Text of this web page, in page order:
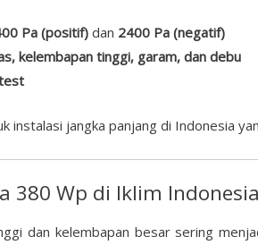
Pa (positif) dan 2400 Pa (negatif)
kelembapan tinggi, garam, dan debu
instalasi jangka panjang di Indonesia
380 Wp di Iklim Indonesia
dan kelembapan besar sering